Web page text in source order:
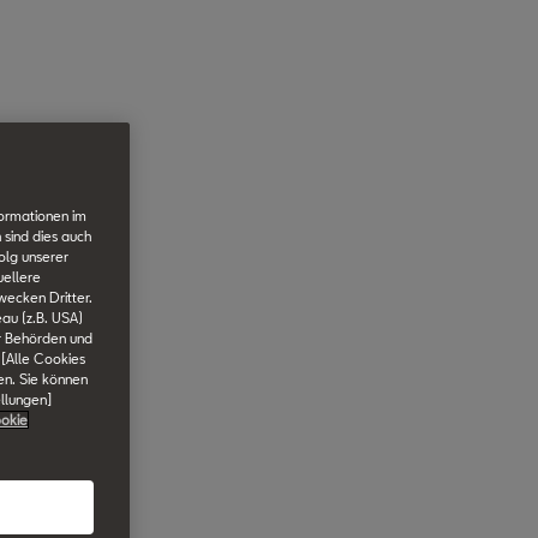
im
dies auch
unserer
Dritter.
(z.B. USA)
und
[Alle Cookies
Sie können